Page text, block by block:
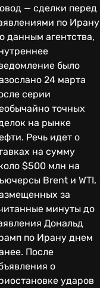
— сделки перед
по Ирану
данным агентства,
было
24 марта
серии
точных
на рынке
Речь идет о
на сумму
$500 млн на
Brent и WTI,
за
минуты до
Дональд
по Ирану днем
После
о
ударов